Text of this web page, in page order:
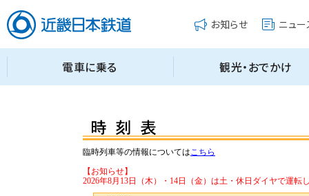
臨時列車等の情報についてはこちら
【お知らせ】
2026年8月13日（木）・14日（金）は土・休日ダイヤで運転